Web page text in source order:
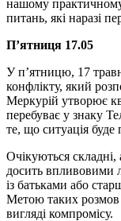
нашому
питань, які наразі
Пʼятниця 17.05
У п’ятницю, 17
конфлікту, який
Меркурій утворює
перебуває у знаку
те, що ситуація буде
Очікуються
досить впливовими
із батьками або
Метою таких розмов
вигляді компромісу.